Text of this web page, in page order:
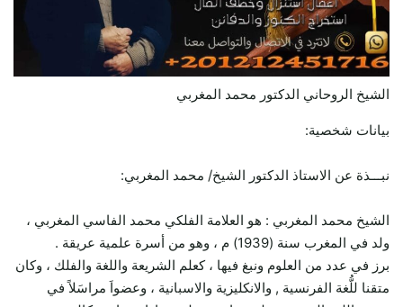
الشيخ الروحاني الدكتور محمد المغربي
بيانات شخصية:
نبـــذة عن الاستاذ الدكتور الشيخ/ محمد المغربي:
الشيخ محمد المغربي : هو العلامة الفلكي محمد الفاسي المغربي ،
ولد في المغرب سنة (1939) م ، وهو من أسرة علمية عريقة .
برز في عدد من العلوم ونبغ فيها ، كعلم الشريعة واللغة والفلك ، وكان
متقنا للُّغة الفرنسية , والانكليزية والاسبانية ، وعضواَ مراسَلاً في